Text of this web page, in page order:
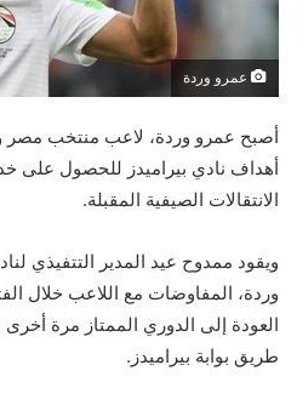
عمرو وردة
أصبح عمرو وردة، لاعب منتخب مصر
أهداف نادي بيراميدز للحصول على
الانتقالات الصيفية المقبلة.
ويقود ممدوح عيد المدير التتفيذي
وردة، المفاوضات مع اللاعب خلال
العودة إلى الدوري الممتاز مرة
طريق بوابة بيراميدز.